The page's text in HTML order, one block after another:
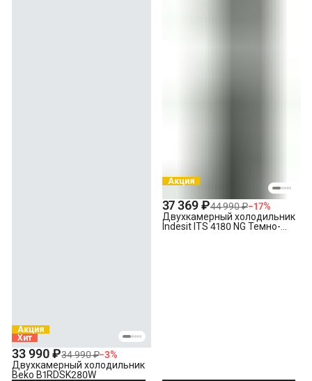
Акция
Хит
33 990 ₽34 990 ₽−3%
Двухкамерный холодильник
Beko B1RDSK280W
Акция
37 369 ₽44 990 ₽−17%
Двухкамерный холодильник
Indesit ITS 4180 NG Темно-